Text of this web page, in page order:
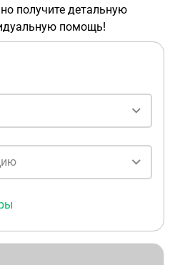
получите детальную
помощь!